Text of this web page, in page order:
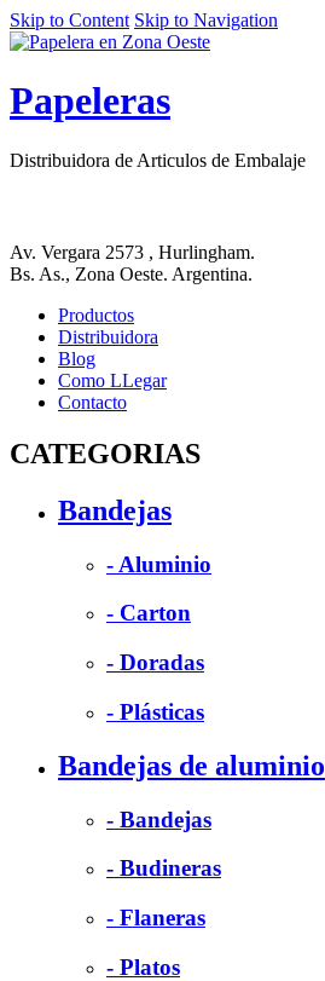
Skip to Content Skip to Navigation
Papeleras
Distribuidora de Articulos de Embalaje
Av. Vergara 2573 , Hurlingham.
Bs. As., Zona Oeste. Argentina.
Productos
Distribuidora
Blog
Como LLegar
Contacto
CATEGORIAS
Bandejas
- Aluminio
- Carton
- Doradas
- Plásticas
Bandejas de aluminio
- Bandejas
- Budineras
- Flaneras
- Platos